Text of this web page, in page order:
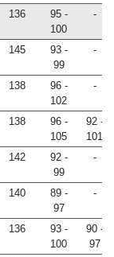
136
95 -
100
-
145
93 -
99
-
138
96 -
102
-
138
96 -
105
92 -
101
142
92 -
99
-
140
89 -
97
-
136
93 -
100
90 -
97